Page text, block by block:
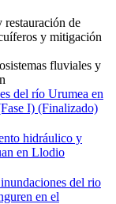
de
y mitigación
fluviales y
del río Urumea en
I) (Finalizado)
hidráulico y
en Llodio
del rio
en el